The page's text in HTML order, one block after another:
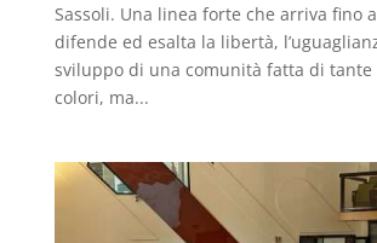
Sassoli. Una linea forte che arriva fino
difende ed esalta la libertà,
sviluppo di una comunità fatta di tante
colori, ma...